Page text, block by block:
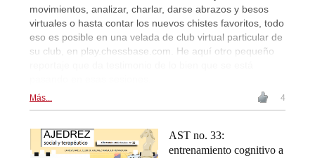
movimientos, analizar, charlar, darse abrazos y besos
virtuales o hasta contar los nuevos chistes favoritos, todo
eso es posible en una velada de club virtual particular de
su club, en play.chessbase.com. He aquí otro pequeño
Más... 4
AST no. 33:
entrenamiento cognitivo a